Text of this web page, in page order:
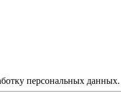
персональных данных.